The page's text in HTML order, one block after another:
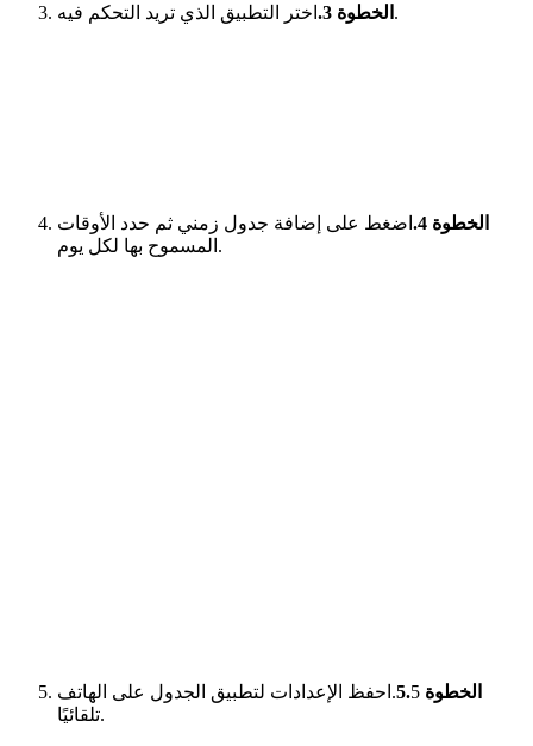
الخطوة 3. اختر التطبيق الذي تريد التحكم فيه.
الخطوة 4.
اضغط على إضافة جدول زمني ثم حدد الأوقات
المسموح بها لكل يوم.
الخطوة 5.
5.احفظ الإعدادات لتطبيق الجدول على الهاتف
تلقائيًا.